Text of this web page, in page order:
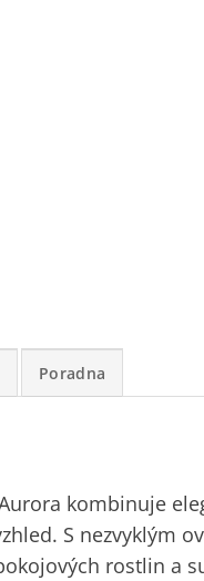
Poradna
kombinuje
S nezvyklým
rostlin a